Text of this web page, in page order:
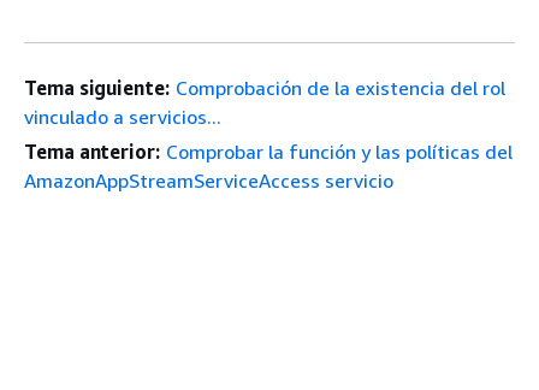
Tema siguiente: Comprobación de la existencia del rol
vinculado a servicios...
Tema anterior: Comprobar la función y las políticas del
AmazonAppStreamServiceAccess servicio